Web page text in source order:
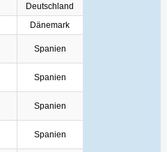
Deutschland
Dänemark
Spanien
Spanien
Spanien
Spanien